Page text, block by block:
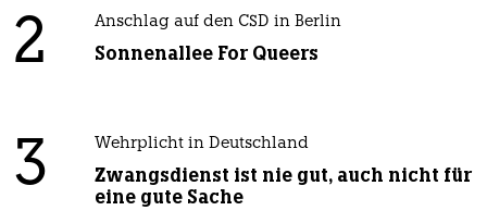
2 Anschlag auf den CSD in Berlin
Sonnenallee For Queers
3 Wehrplicht in Deutschland
Zwangsdienst ist nie gut, auch nicht für
eine gute Sache